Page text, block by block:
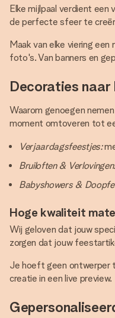
Elke mijlpaal verdient
de perfecte sfeer te
Maak van elke viering
foto's. Van banners en
Decoraties naar
Waarom genoegen
moment omtoveren tot
Verjaardagsfeestjes:
Bruiloften & Verlovingen:
Babyshowers &
Hoge kwaliteit
Wij geloven dat jouw
zorgen dat jouw
Je hoeft geen ontwerper
creatie in een live preview.